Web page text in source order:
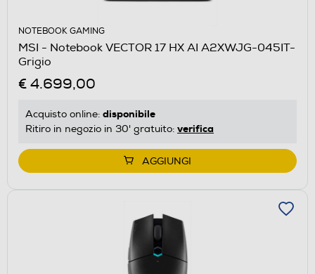
NOTEBOOK GAMING
MSI - Notebook VECTOR 17 HX AI A2XWJG-045IT-
Grigio
€ 4.699,00
Acquisto online: disponibile
Ritiro in negozio in 30' gratuito: verifica
AGGIUNGI